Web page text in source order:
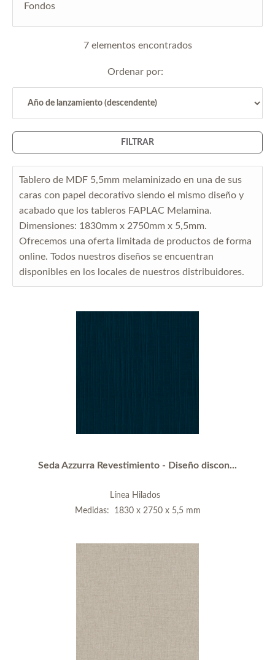
Fondos
7 elementos encontrados
Ordenar por:
FILTRAR
Tablero de MDF 5,5mm melaminizado en una de sus
caras con papel decorativo siendo el mismo diseño y
acabado que los tableros FAPLAC Melamina.
Dimensiones: 1830mm x 2750mm x 5,5mm.
Ofrecemos una oferta limitada de productos de forma
online. Todos nuestros diseños se encuentran
disponibles en los locales de nuestros distribuidores.
Seda Azzurra Revestimiento - Diseño discon...
Línea Hilados
Medidas: 1830 x 2750 x 5,5 mm